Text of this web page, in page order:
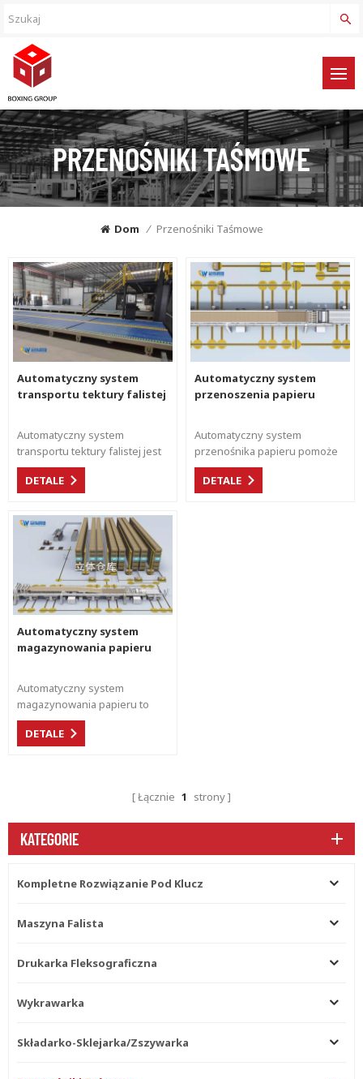
PRZENOŚNIKI TAŚMOWE
Dom / Przenośniki Taśmowe
Automatyczny system
transportu tektury falistej
Automatyczny system
transportu tektury falistej jest
połączeniem linii produkcyjnej
tektury falistej z maszyną
systemowi możesz
zaoszczędzić na kosztach
pracy i zwiększyć wydajność
podczas produkcji.
DETALE
Automatyczny system
przenoszenia papieru
Automatyczny system
przenośnika papieru pomoże
manufakturze zwiększyć
wydajność i obniżyć koszty
DETALE
Automatyczny system
magazynowania papieru
Automatyczny system
magazynowania papieru to
nowe rozwiązanie, które
pozwala obecnie zaoszczędzić
DETALE
Łącznie 1 strony
KATEGORIE
Kompletne Rozwiązanie Pod Klucz
Maszyna Falista
Drukarka Fleksograficzna
Wykrawarka
Składarko-Sklejarka/zszywarka